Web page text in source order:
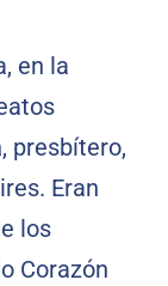
en la
, presbítero,
Eran
los
Corazón